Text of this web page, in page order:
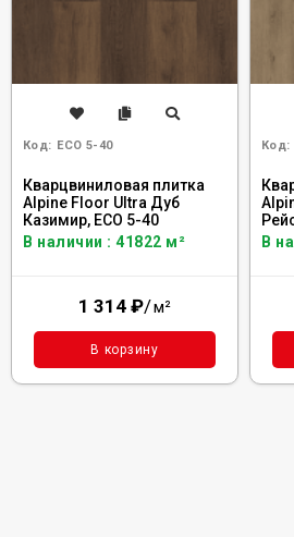
Код: ECO 5-40
Кварцвиниловая плитка
Alpine Floor Ultra Дуб
Казимир, ЕСО 5-40
В наличии : 41822 м²
1 314 ₽/м²
В корзину
Код:
В